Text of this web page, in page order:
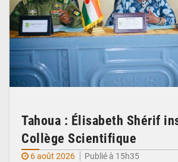
Tahoua : Élisabeth Shérif
Collège Scientifique
6 août 2026
Publié à 15h35